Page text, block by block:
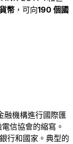
幣 ，可向190 個國
融機構進行國際匯
信協會的縮寫。
行和國家。典型的